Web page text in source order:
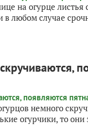
на огурце
любом случае
немного
огурчики, то